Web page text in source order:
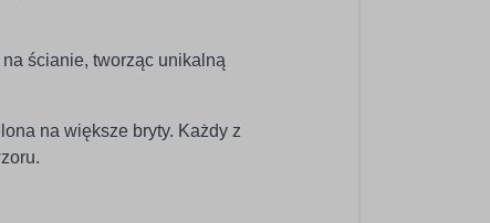
ścianie, tworząc unikalną
na większe bryty. Każdy z